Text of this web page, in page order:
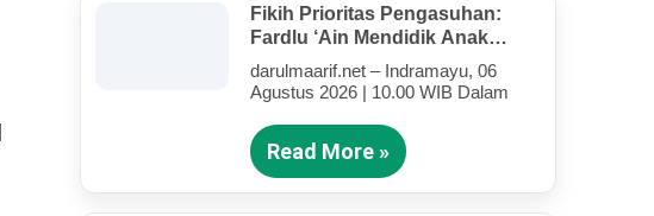
Fikih Prioritas Pengasuhan:
Fardlu ‘Ain Mendidik Anak
Kandung Di Tengah Kesibukan
Mengajar
darulmaarif.net – Indramayu, 06
Agustus 2026 | 10.00 WIB Dalam
Read More »